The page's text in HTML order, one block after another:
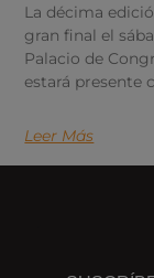
La décima
gran final el
Palacio de
estará presente
Leer Más